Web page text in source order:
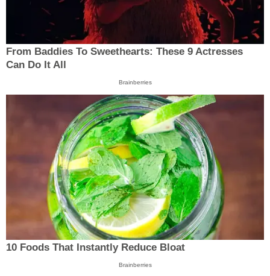
From Baddies To Sweethearts: These 9 Actresses
Can Do It All
Brainberries
10 Foods That Instantly Reduce Bloat
Brainberries